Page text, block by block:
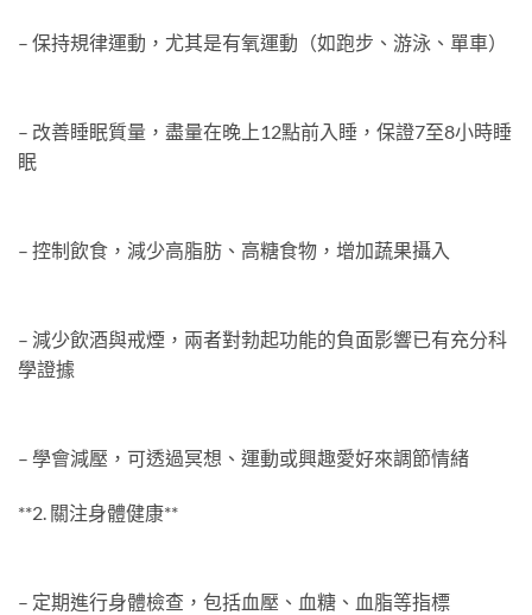
– 保持規律運動，尤其是有氧運動（如跑步、游泳、單車）
– 改善睡眠質量，盡量在晚上12點前入睡，保證7至8小時睡
眠
– 控制飲食，減少高脂肪、高糖食物，增加蔬果攝入
– 減少飲酒與戒煙，兩者對勃起功能的負面影響已有充分科
學證據
– 學會減壓，可透過冥想、運動或興趣愛好來調節情緒
**2. 關注身體健康**
– 定期進行身體檢查，包括血壓、血糖、血脂等指標